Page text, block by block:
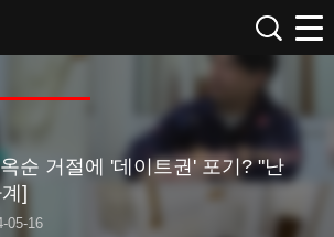
순 거절에 '데이트권' 포기? "난
]
05-16